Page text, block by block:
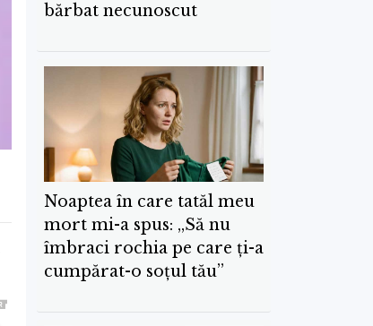
bărbat necunoscut
Noaptea în care tatăl meu
mort mi-a spus: „Să nu
îmbraci rochia pe care ți-a
cumpărat-o soțul tău”